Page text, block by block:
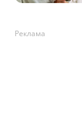
Реклама